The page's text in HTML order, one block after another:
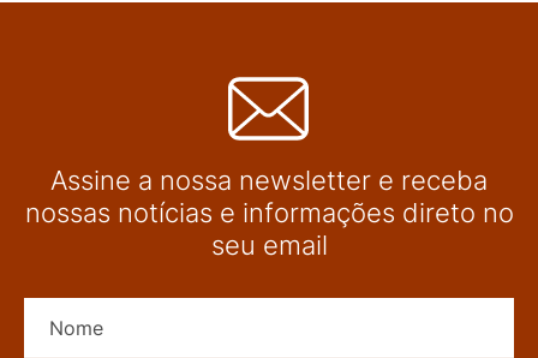
Assine a nossa newsletter e receba
nossas notícias e informações direto no
seu email